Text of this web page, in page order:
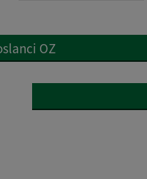
OZ